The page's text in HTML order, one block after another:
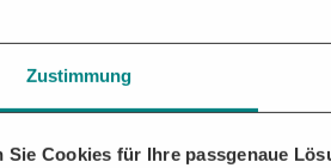
Zustimmung
Sie Cookies für Ihre passgenaue
und der Umgebung finden?
an und entdecken Sie alle relevanten